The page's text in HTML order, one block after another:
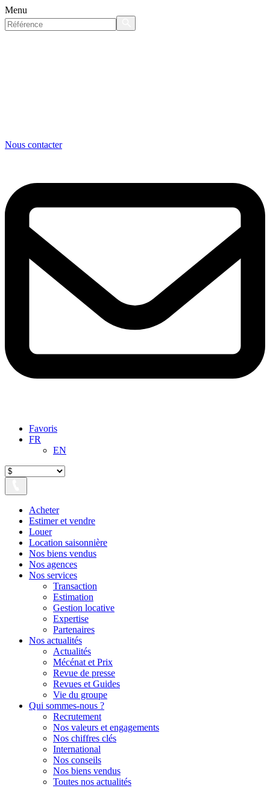
Menu
Nous contacter
Favoris
FR
EN
Acheter
Estimer et vendre
Louer
Location saisonnière
Nos biens vendus
Nos agences
Nos services
Transaction
Estimation
Gestion locative
Expertise
Partenaires
Nos actualités
Actualités
Mécénat et Prix
Revue de presse
Revues et Guides
Vie du groupe
Qui sommes-nous ?
Recrutement
Nos valeurs et engagements
Nos chiffres clés
International
Nos conseils
Nos biens vendus
Toutes nos actualités